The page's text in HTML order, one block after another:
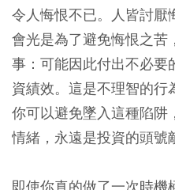
令人悔恨不已。人皆討厭
會光是為了避免悔恨之苦
事：可能因此付出不必要
資績效。這是不理智的行
你可以避免墜入這種陷阱
情緒，永遠是投資的頭號